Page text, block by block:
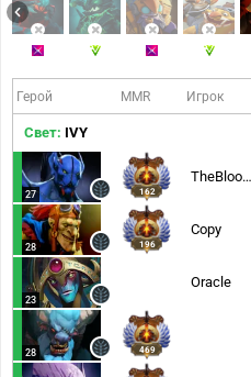
Герой MMR Игрок
Свет: IVY
27 162
TheBloodySky
28 196
Copy
23
Oracle
28 469